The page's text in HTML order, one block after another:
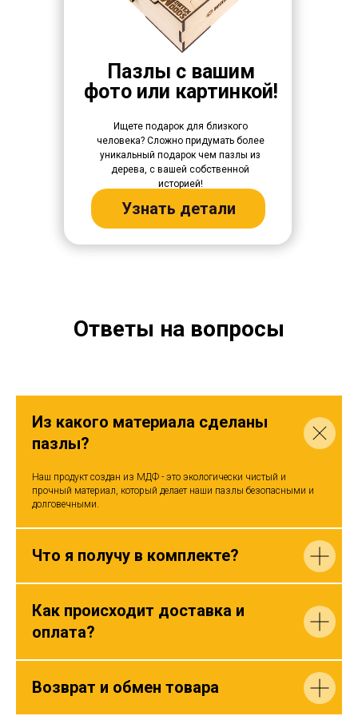
Пазлы с вашим
фото или картинкой!
Ищете подарок для близкого
человека? Сложно придумать более
уникальный подарок чем пазлы из
дерева, с вашей собственной
историей!
Узнать детали
Ответы на вопросы
Из какого материала сделаны
пазлы?
Наш продукт создан из МДФ - это экологически чистый и
прочный материал, который делает наши пазлы безопасными и
долговечными.
Что я получу в комплекте?
Как происходит доставка и
оплата?
Возврат и обмен товара